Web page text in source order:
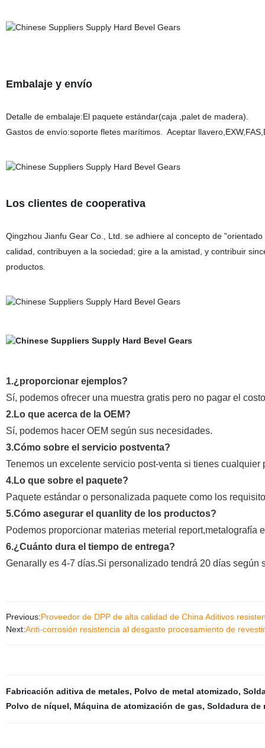
Embalaje y envío
Detalle de embalaje:El paquete estándar(caja ,palet de madera)
Gastos de envío:soporte fletes marítimos. Aceptar
Los clientes de cooperativa
Qingzhou Jianfu Gear Co., Ltd. se adhiere al concepto de
calidad, contribuyen a la sociedad; gire a la amistad, y contribuir
productos.
1.¿proporcionar ejemplos?
Sí, podemos ofrecer una muestra gratis pero no pagar el
2.Lo que acerca de la OEM?
Sí, podemos hacer OEM según sus necesidades.
3.Cómo sobre el servicio postventa?
Tenemos un excelente servicio post-venta si tienes
4.Lo que sobre el paquete?
Paquete estándar o personalizada paquete como los
5.Cómo asegurar el quanlity de los productos?
Podemos proporcionar materias meterial report,metalografía
6.¿Cuánto dura el tiempo de entrega?
Genarally es 4-7 días.Si personalizado tendrá 20 días según
Previous:Proveedor de DPP de alta calidad de China Aditivos
Next:Anti-corrosión resistencia al desgaste procesamiento de
Fabricación aditiva de metales, Polvo de metal atomizado,
Polvo de níquel, Máquina de atomización de gas, Soldadura de